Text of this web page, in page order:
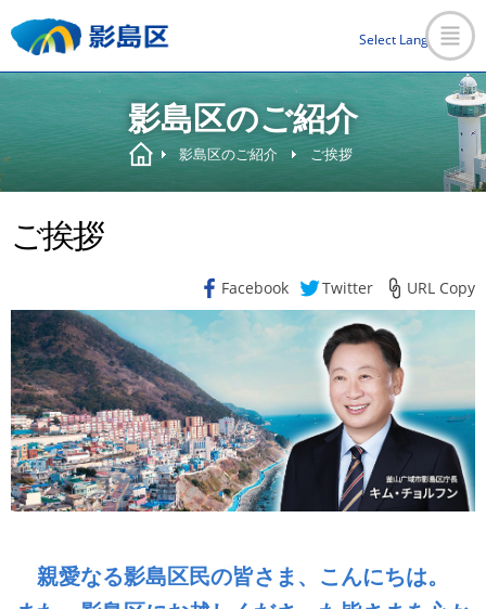
Select Language ▼
影島区のご紹介
影島区のご紹介 ご挨拶
ご挨拶
Facebook Twitter URL Copy
親愛なる影島区民の皆さま、こんにちは。